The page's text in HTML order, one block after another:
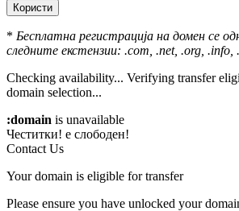
Користи
* Бесплатна регистрација на домен се
следните екстензии: .com, .net, .org, .info,
Checking availability... Verifying transfer
domain selection...
:domain is unavailable
Честитки! е слободен!
Contact Us
Your domain is eligible for transfer
Please ensure you have unlocked your